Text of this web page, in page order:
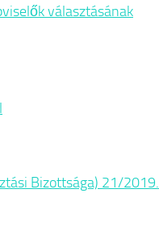
választásának
Bizottsága) 21/2019.